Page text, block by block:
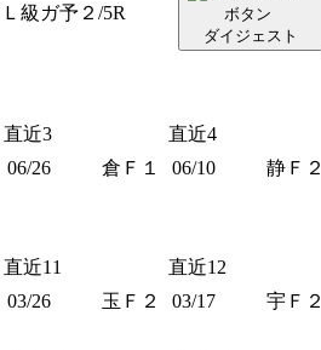
Ｌ級ガ予２/5R
ダイジェスト
直近3 直近4
06/26 倉Ｆ１ 06/10 静Ｆ２
直近11 直近12
03/26 玉Ｆ２ 03/17 宇Ｆ２